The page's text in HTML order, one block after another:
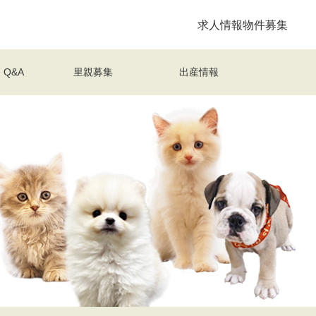
求人情報物件募集
Q&A 里親募集 出産情報